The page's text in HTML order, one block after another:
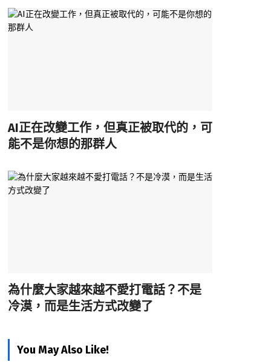
AI正在改變工作，但真正被取代的，可
能不是你想的那群人
為什麼大家越來越不愛打電話？不是
冷漠，而是生活方式改變了
You May Also Like!